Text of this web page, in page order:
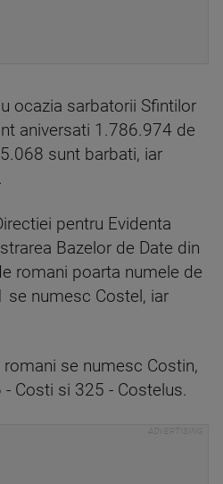
ocazia sarbatorii Sfintilor
aniversati 1.786.974 de
sunt barbati, iar
pentru Evidenta
Bazelor de Date din
romani poarta numele de
se numesc Costel, iar
se numesc Costin,
Costi si 325 - Costelus.